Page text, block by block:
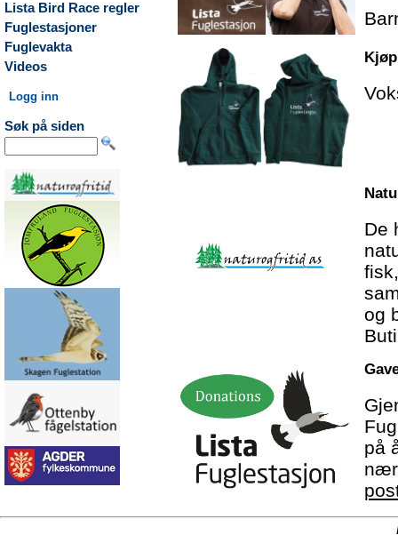
Lista Bird Race regler
Fuglestasjoner
Fuglevakta
Videos
Logg inn
Søk på siden
De
og
på